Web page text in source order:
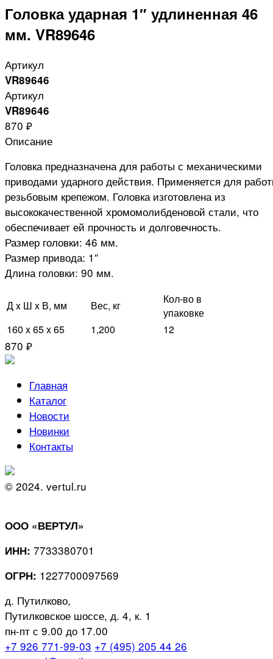
Головка ударная 1″ удлиненная 46
мм. VR89646
Артикул
VR89646
Артикул
VR89646
870 ₽
Описание
Головка предназначена для работы с механическими
приводами ударного действия. Применяется для
резьбовым крепежом. Головка изготовлена из
высококачественной хромомолибденовой стали, что
обеспечивает ей прочность и долговечность.
Размер головки: 46 мм.
Размер привода: 1″
Длина головки: 90 мм.
Д x Ш x В, мм Вес, кг
Кол-во в
упаковке
160 x 65 x 65
1,200 12
870 ₽
Главная
Каталог
Новости
Новинки
Контакты
© 2024. vertul.ru
ООО «ВЕРТУЛ»
ИНН: 7733380701
ОГРН: 1227700097569
д. Путилково,
Путилковское шоссе, д. 4, к. 1
пн-пт с 9.00 до 17.00
+7 926 771-99-03 +7 (495) 205 44 26